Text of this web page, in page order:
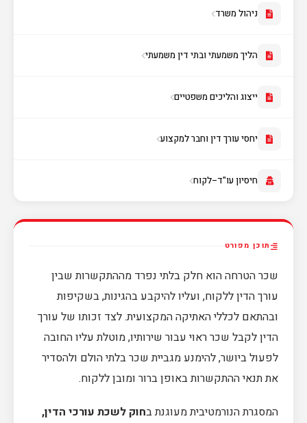
תוכן מפורט
שכר הטרחה הוא חלק בלתי נפרד מההתקשרות שבין
עורך הדין ללקוח, ועליו להיקבע בהגינות, בשקיפות
ובהתאם לכללי האתיקה המקצועית. לצד זכותו של עורך
הדין לקבל שכר ראוי עבור שירותיו, מוטלת עליו החובה
לפעול ביושר, להימנע מגביית שכר בלתי הולם ולהסדיר
את תנאי ההתקשרות באופן ברור ומובן ללקוח.
המסגרת הנורמטיבית מעוגנת בחוק לשכת עורכי הדין,
ניהול משרד
הליך משמעתי ובתי דין משמעתי
ייצוג והליכים משפטיים
יחסי עורך דין וחבר למקצוע
חיסיון עו"ד–לקוח